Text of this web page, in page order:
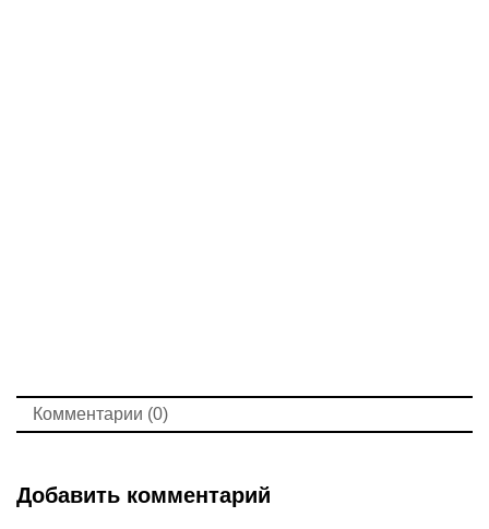
Комментарии (0)
Добавить комментарий